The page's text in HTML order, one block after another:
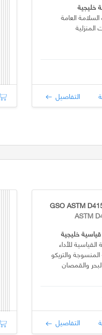
خليجية
العامة
التفاصيل
GSO ASTM
ASTM
خليجية
للأداء
والتريكو
والقمصان
التفاصيل